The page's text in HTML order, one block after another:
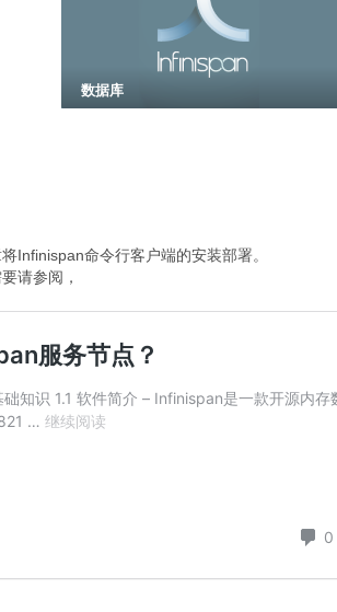
数据库
Infinispan命令行客户端的安装部署。
请参阅，